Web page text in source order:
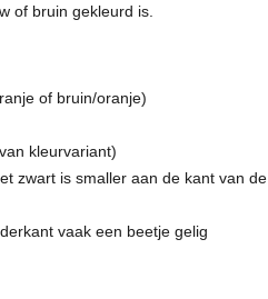
of bruin gekleurd is.
of bruin/oranje)
kleurvariant)
zwart is smaller aan de kant van de
vaak een beetje gelig